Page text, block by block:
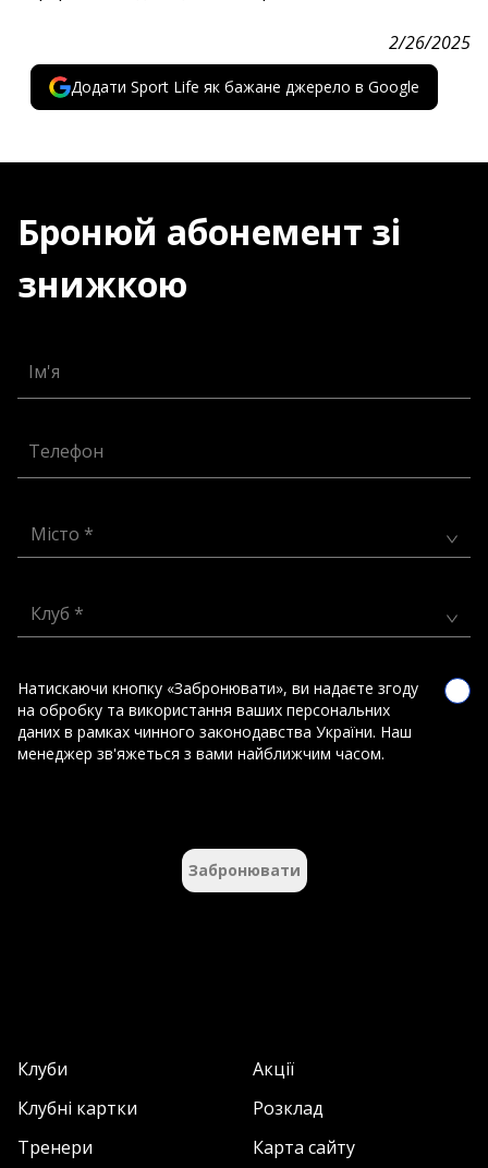
2/26/2025
Додати Sport Life як бажане джерело в Google
Бронюй абонемент зі
знижкою
Ім'я
Телефон
Місто *
Клуб *
Натискаючи кнопку «Забронювати», ви надаєте згоду
на обробку та використання ваших персональних
даних в рамках чинного законодавства України. Наш
менеджер зв'яжеться з вами найближчим часом.
Забронювати
Клуби
Акції
Клубні картки
Розклад
Тренери
Карта сайту